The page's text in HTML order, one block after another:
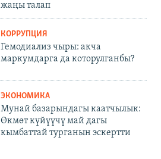
жаңы талап
КОРРУПЦИЯ
Гемодиализ чыры: акча
маркумдарга да которулганбы?
ЭКОНОМИКА
Мунай базарындагы каатчылык:
Өкмөт күйүүчү май дагы
кымбаттай турганын эскертти